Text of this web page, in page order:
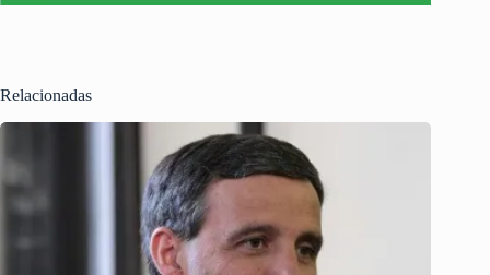
Relacionadas